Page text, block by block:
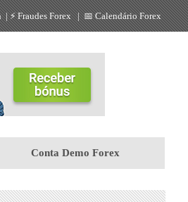
| ⚡Fraudes Forex| 📅Calendário Forex
Conta Demo Forex